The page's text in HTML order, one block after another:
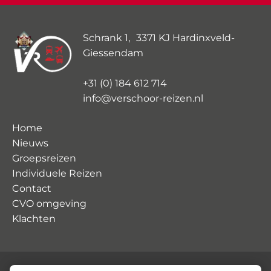
Schrank 1, 3371 KJ Hardinxveld-
Giessendam
+31 (0) 184 612 714
info@verschoor-reizen.nl
Home
Nieuws
Groepsreizen
Individuele Reizen
Contact
CVO omgeving
Klachten